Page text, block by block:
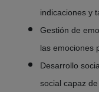
indicaciones y
Gestión de
las emociones
Desarrollo
social capaz